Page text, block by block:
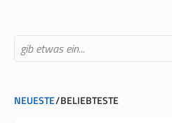
NEUESTE BELIEBTESTE